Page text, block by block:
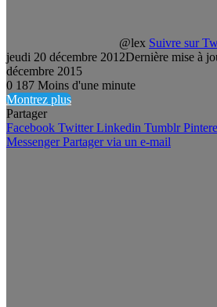
@lex Suivre sur
jeudi 20 décembre 2012Dernière mise à
décembre 2015
0 187 Moins d'une minute
Montrez plus
Partager
Facebook Twitter Linkedin Tumblr
Messenger Partager via un e-mail